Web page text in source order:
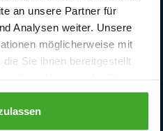
an unsere Partner für
Analysen weiter. Unsere
möglicherweise mit
Sie ihnen bereitgestellt